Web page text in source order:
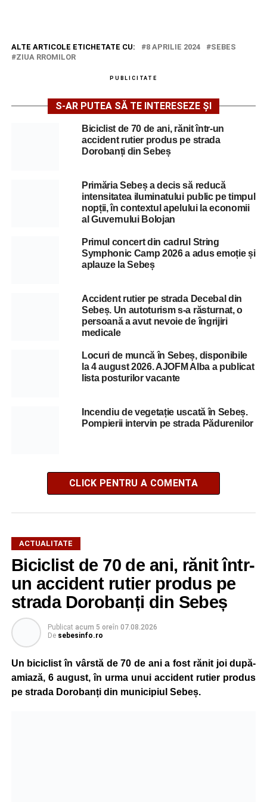
ALTE ARTICOLE ETICHETATE CU: 8 APRILIE 2024
SEBES
ZIUA RROMILOR
PUBLICITATE
S-AR PUTEA SĂ TE INTERESEZE ȘI
Biciclist de 70 de ani, rănit într-un
accident rutier produs pe strada
Dorobanți din Sebeș
Primăria Sebeș a decis să reducă
intensitatea iluminatului public pe timpul
nopții, în contextul apelului la economii
al Guvernului Bolojan
Primul concert din cadrul String
Symphonic Camp 2026 a adus emoție și
aplauze la Sebeș
Accident rutier pe strada Decebal din
Sebeș. Un autoturism s-a răsturnat, o
persoană a avut nevoie de îngrijiri
medicale
Locuri de muncă în Sebeș, disponibile
la 4 august 2026. AJOFM Alba a publicat
lista posturilor vacante
Incendiu de vegetație uscată în Sebeș.
Pompierii intervin pe strada Pădurenilor
CLICK PENTRU A COMENTA
ACTUALITATE
Biciclist de 70 de ani, rănit într-
un accident rutier produs pe
strada Dorobanți din Sebeș
Publicat acum 5 oreîn 07.08.2026
De sebesinfo.ro
Un biciclist în vârstă de 70 de ani a fost rănit joi după-
amiază, 6 august, în urma unui accident rutier produs
pe strada Dorobanți din municipiul Sebeș.